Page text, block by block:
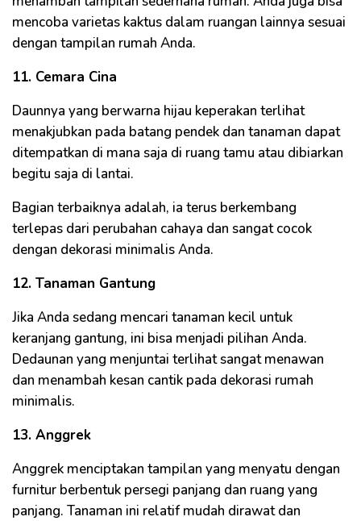
mencoba varietas kaktus dalam ruangan lainnya sesuai
dengan tampilan rumah Anda.
11. Cemara Cina
Daunnya yang berwarna hijau keperakan terlihat
menakjubkan pada batang pendek dan tanaman dapat
ditempatkan di mana saja di ruang tamu atau dibiarkan
begitu saja di lantai.
Bagian terbaiknya adalah, ia terus berkembang
terlepas dari perubahan cahaya dan sangat cocok
dengan dekorasi minimalis Anda.
12. Tanaman Gantung
Jika Anda sedang mencari tanaman kecil untuk
keranjang gantung, ini bisa menjadi pilihan Anda.
Dedaunan yang menjuntai terlihat sangat menawan
dan menambah kesan cantik pada dekorasi rumah
minimalis.
13. Anggrek
Anggrek menciptakan tampilan yang menyatu dengan
furnitur berbentuk persegi panjang dan ruang yang
panjang. Tanaman ini relatif mudah dirawat dan